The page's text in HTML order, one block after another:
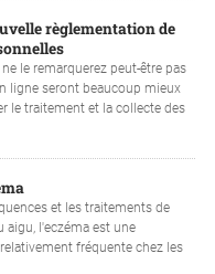
règlementation de
le remarquerez peut-être pas
ligne seront beaucoup mieux
le traitement et la collecte des
et les traitements de
aigu, l'eczéma est une
fréquente chez les